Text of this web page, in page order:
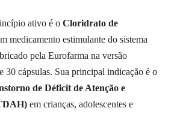
ativo é o Cloridrato de
medicamento estimulante do sistema
pela Eurofarma na versão
30 cápsulas. Sua principal indicação é o
de Déficit de Atenção e
em crianças, adolescentes e